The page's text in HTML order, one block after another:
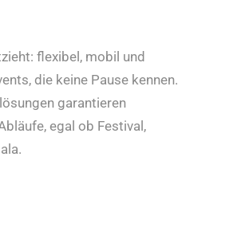
flexibel, mobil und
die keine Pause kennen.
garantieren
egal ob Festival,